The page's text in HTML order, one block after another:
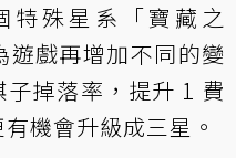
特殊星系「寶藏之
遊戲再增加不同的變
掉落率，提升 1 費
機會升級成三星。